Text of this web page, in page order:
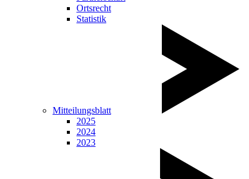
Ortsrecht
Statistik
Mitteilungsblatt
2025
2024
2023